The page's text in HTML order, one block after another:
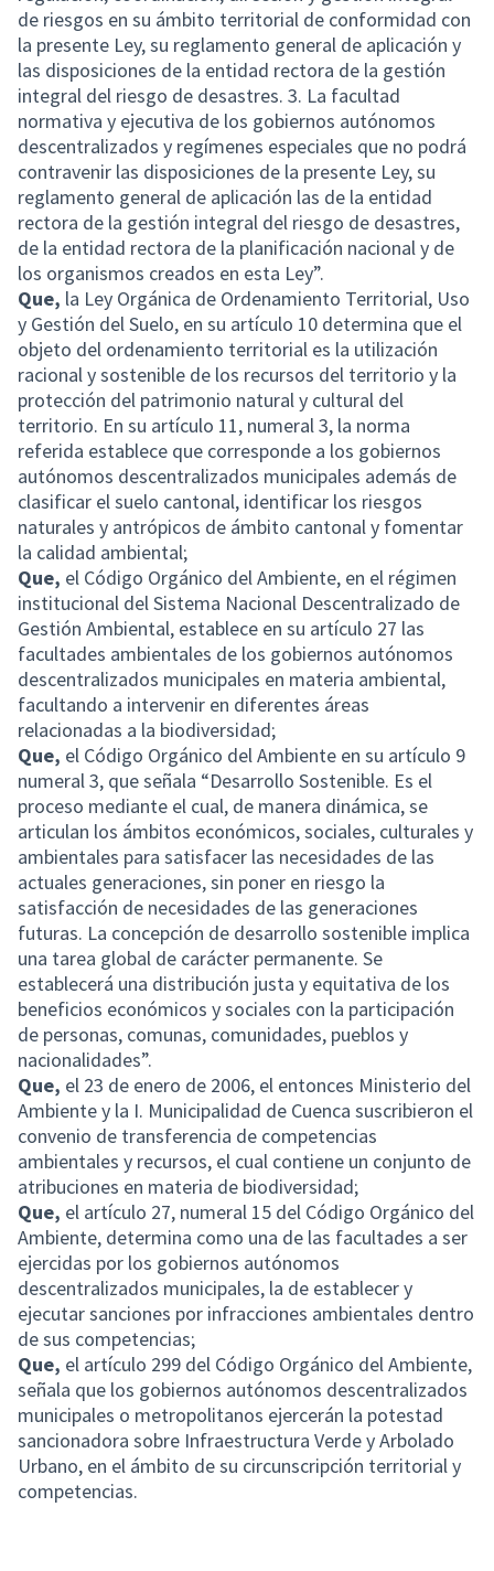
de riesgos en su ámbito territorial de conformidad con
la presente Ley, su reglamento general de aplicación y
las disposiciones de la entidad rectora de la gestión
integral del riesgo de desastres. 3. La facultad
normativa y ejecutiva de los gobiernos autónomos
descentralizados y regímenes especiales que no podrá
contravenir las disposiciones de la presente Ley, su
reglamento general de aplicación las de la entidad
rectora de la gestión integral del riesgo de desastres,
de la entidad rectora de la planificación nacional y de
los organismos creados en esta Ley”.
Que, la Ley Orgánica de Ordenamiento Territorial, Uso
y Gestión del Suelo, en su artículo 10 determina que el
objeto del ordenamiento territorial es la utilización
racional y sostenible de los recursos del territorio y la
protección del patrimonio natural y cultural del
territorio. En su artículo 11, numeral 3, la norma
referida establece que corresponde a los gobiernos
autónomos descentralizados municipales además de
clasificar el suelo cantonal, identificar los riesgos
naturales y antrópicos de ámbito cantonal y fomentar
la calidad ambiental;
Que, el Código Orgánico del Ambiente, en el régimen
institucional del Sistema Nacional Descentralizado de
Gestión Ambiental, establece en su artículo 27 las
facultades ambientales de los gobiernos autónomos
descentralizados municipales en materia ambiental,
facultando a intervenir en diferentes áreas
relacionadas a la biodiversidad;
Que, el Código Orgánico del Ambiente en su artículo 9
numeral 3, que señala “Desarrollo Sostenible. Es el
proceso mediante el cual, de manera dinámica, se
articulan los ámbitos económicos, sociales, culturales y
ambientales para satisfacer las necesidades de las
actuales generaciones, sin poner en riesgo la
satisfacción de necesidades de las generaciones
futuras. La concepción de desarrollo sostenible implica
una tarea global de carácter permanente. Se
establecerá una distribución justa y equitativa de los
beneficios económicos y sociales con la participación
de personas, comunas, comunidades, pueblos y
nacionalidades”.
Que, el 23 de enero de 2006, el entonces Ministerio del
Ambiente y la I. Municipalidad de Cuenca suscribieron el
convenio de transferencia de competencias
ambientales y recursos, el cual contiene un conjunto de
atribuciones en materia de biodiversidad;
Que, el artículo 27, numeral 15 del Código Orgánico del
Ambiente, determina como una de las facultades a ser
ejercidas por los gobiernos autónomos
descentralizados municipales, la de establecer y
ejecutar sanciones por infracciones ambientales dentro
de sus competencias;
Que, el artículo 299 del Código Orgánico del Ambiente,
señala que los gobiernos autónomos descentralizados
municipales o metropolitanos ejercerán la potestad
sancionadora sobre Infraestructura Verde y Arbolado
Urbano, en el ámbito de su circunscripción territorial y
competencias.